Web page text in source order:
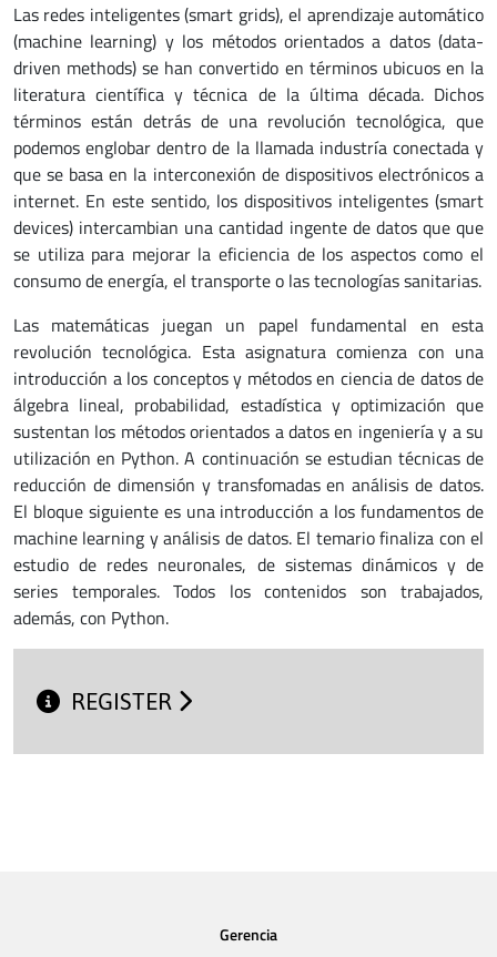
Las redes inteligentes (smart grids), el aprendizaje automático
(machine learning) y los métodos orientados a datos (data-
driven methods) se han convertido en términos ubicuos en la
literatura científica y técnica de la última década. Dichos
términos están detrás de una revolución tecnológica, que
podemos englobar dentro de la llamada industría conectada y
que se basa en la interconexión de dispositivos electrónicos a
internet. En este sentido, los dispositivos inteligentes (smart
devices) intercambian una cantidad ingente de datos que que
se utiliza para mejorar la eficiencia de los aspectos como el
consumo de energía, el transporte o las tecnologías sanitarias.
Las matemáticas juegan un papel fundamental en esta
revolución tecnológica. Esta asignatura comienza con una
introducción a los conceptos y métodos en ciencia de datos de
álgebra lineal, probabilidad, estadística y optimización que
sustentan los métodos orientados a datos en ingeniería y a su
utilización en Python. A continuación se estudian técnicas de
reducción de dimensión y transfomadas en análisis de datos.
El bloque siguiente es una introducción a los fundamentos de
machine learning y análisis de datos. El temario finaliza con el
estudio de redes neuronales, de sistemas dinámicos y de
series temporales. Todos los contenidos son trabajados,
además, con Python.
REGISTER
Gerencia